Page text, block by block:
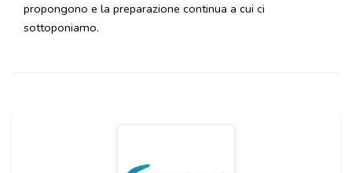
propongono e la preparazione continua a cui ci
sottoponiamo.